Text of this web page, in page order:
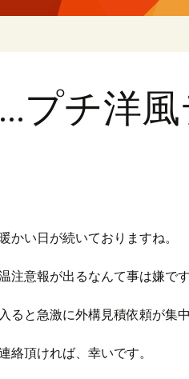
チ洋風
かい日が続いておりますね。
注意報が出るなんて事は嫌で
ると急激に外構見積依頼が集
絡頂ければ、幸いです。